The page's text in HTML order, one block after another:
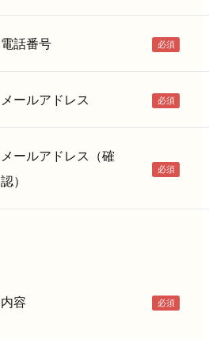
電話番号
メールアドレス
メールアドレス（確
認）
内容